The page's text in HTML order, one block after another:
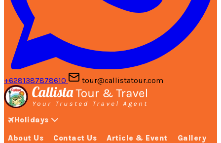
+6281387878610 tour@callistatour.com
Holidays
About Us Contact Us Article & Event Gallery